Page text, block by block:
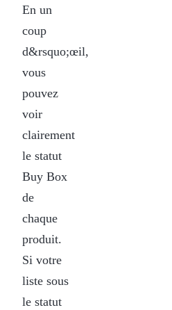
En un
coup
d&rsquo;œil,
vous
pouvez
voir
clairement
le statut
Buy Box
de
chaque
produit.
Si votre
liste sous
le statut